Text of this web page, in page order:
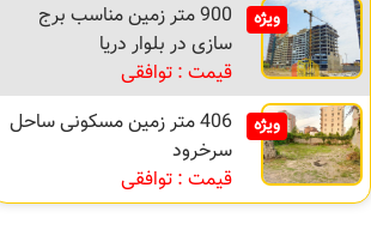
ویژه
900 متر زمین مناسب برج
سازی در بلوار دریا
قیمت : توافقی
ویژه
406 متر زمین مسکونی ساحل
سرخرود
قیمت : توافقی